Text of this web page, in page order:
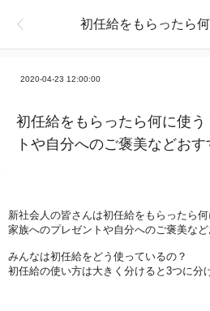
2020-04-23 12:00:00
初任給をもらったら何に使
トや自分へのご褒美などお
新社会 人の皆さんは初任給をもらったら
家族へのプレゼントや自分へのご褒美な
みんなは初任給をどう使っているの？
初任給の使い方は大きく分けると 3つに分